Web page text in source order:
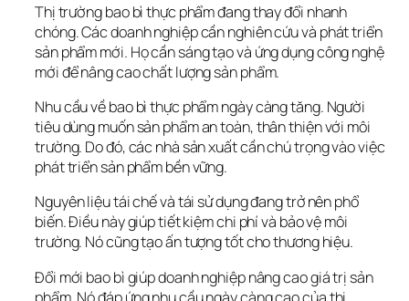
Thị trường bao bì thực phẩm đang thay đổi nhanh
chóng. Các doanh nghiệp cần nghiên cứu và phát triển
sản phẩm mới. Họ cần sáng tạo và ứng dụng công nghệ
mới để nâng cao chất lượng sản phẩm.
Nhu cầu về bao bì thực phẩm ngày càng tăng. Người
tiêu dùng muốn sản phẩm an toàn, thân thiện với môi
trường. Do đó, các nhà sản xuất cần chú trọng vào việc
phát triển sản phẩm bền vững.
Nguyên liệu tái chế và tái sử dụng đang trở nên phổ
biến. Điều này giúp tiết kiệm chi phí và bảo vệ môi
trường. Nó cũng tạo ấn tượng tốt cho thương hiệu.
Đổi mới bao bì giúp doanh nghiệp nâng cao giá trị sản
phẩm. Nó đáp ứng nhu cầu ngày càng cao của thị